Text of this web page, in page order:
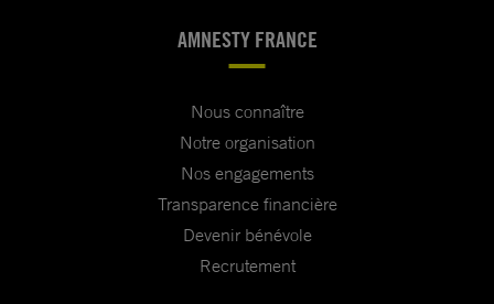
AMNESTY FRANCE
Nous connaître
Notre organisation
Nos engagements
Transparence financière
Devenir bénévole
Recrutement